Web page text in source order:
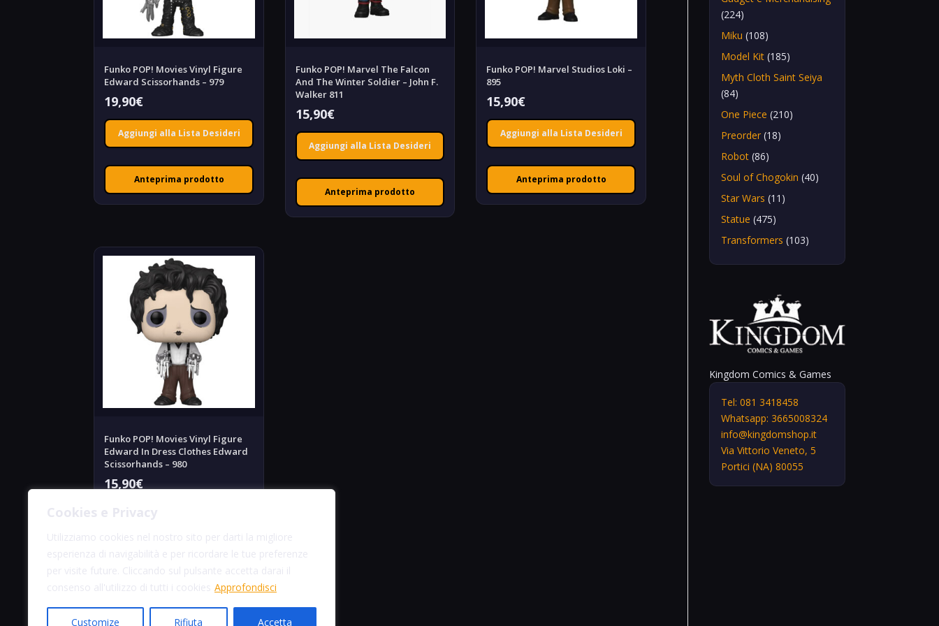
Approfondisci
Customize Rifiuta Accetta
Funko POP! Movies Vinyl Figure
Edward Scissorhands – 979
19,90€
Aggiungi alla Lista Desideri
Anteprima prodotto
Funko POP! Marvel The Falcon
And The Winter Soldier – John F.
Walker 811
15,90€
Aggiungi alla Lista Desideri
Anteprima prodotto
Funko POP! Marvel Studios Loki –
895
15,90€
Aggiungi alla Lista Desideri
Anteprima prodotto
Funko POP! Movies Vinyl Figure
Edward In Dress Clothes Edward
Scissorhands – 980
15,90€
(224)
Miku (108)
Model Kit (185)
Myth Cloth Saint Seiya
(84)
One Piece (210)
Preorder (18)
Robot (86)
Soul of Chogokin (40)
Star Wars (11)
Statue (475)
Transformers (103)
Kingdom Comics & Games
Tel: 081 3418458
Whatsapp: 3665008324
info@kingdomshop.it
Via Vittorio Veneto, 5
Portici (NA) 80055